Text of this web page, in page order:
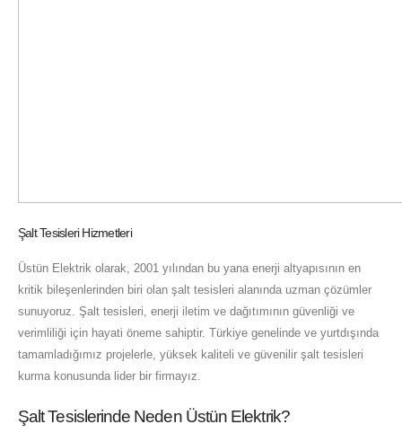
Şalt Tesisleri Hizmetleri
Üstün Elektrik olarak, 2001 yılından bu yana enerji altyapısının en
kritik bileşenlerinden biri olan şalt tesisleri alanında uzman çözümler
sunuyoruz. Şalt tesisleri, enerji iletim ve dağıtımının güvenliği ve
verimliliği için hayati öneme sahiptir. Türkiye genelinde ve yurtdışında
tamamladığımız projelerle, yüksek kaliteli ve güvenilir şalt tesisleri
kurma konusunda lider bir firmayız.
Şalt Tesislerinde Neden Üstün Elektrik?